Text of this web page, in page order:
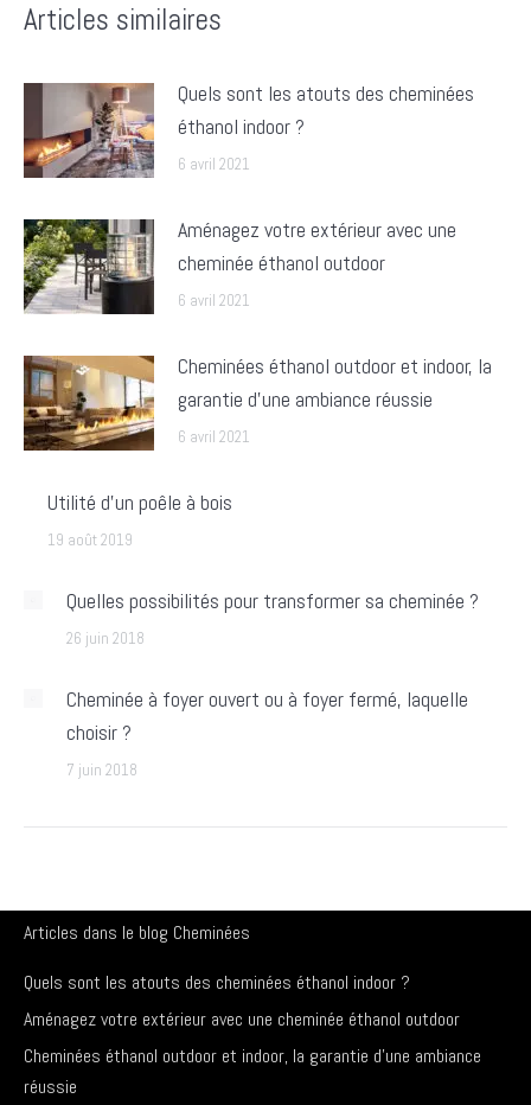
Articles similaires
Quels sont les atouts des cheminées
éthanol indoor ?
6 avril 2021
Aménagez votre extérieur avec une
cheminée éthanol outdoor
6 avril 2021
Cheminées éthanol outdoor et indoor, la
garantie d’une ambiance réussie
6 avril 2021
Utilité d’un poêle à bois
19 août 2019
Quelles possibilités pour transformer sa cheminée ?
26 juin 2018
Cheminée à foyer ouvert ou à foyer fermé, laquelle
choisir ?
7 juin 2018
Articles dans le blog Cheminées
Quels sont les atouts des cheminées éthanol indoor ?
Aménagez votre extérieur avec une cheminée éthanol outdoor
Cheminées éthanol outdoor et indoor, la garantie d’une ambiance
réussie